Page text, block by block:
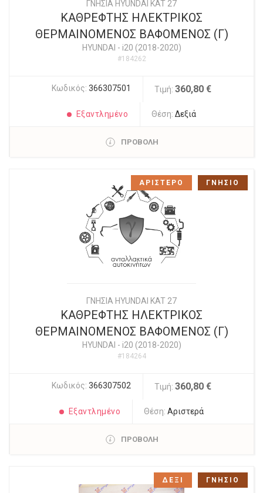
ΓΝΗΣΙΑ HYUNDAI KAT 27
ΚΑΘΡΕΦΤΗΣ ΗΛΕΚΤΡΙΚΟΣ
ΘΕΡΜΑΙΝΟΜΕΝΟΣ ΒΑΦΟΜΕΝΟΣ (Γ)
HYUNDAI - i20 (2018-2020)
#184262
Κωδικός: 366307501 Τιμή: 360,80 €
Εξαντλημένο Θέση:Δεξιά
ΠΡΟΒΟΛΗ
ΓΝΗΣΙΑ HYUNDAI KAT 27
ΚΑΘΡΕΦΤΗΣ ΗΛΕΚΤΡΙΚΟΣ
ΘΕΡΜΑΙΝΟΜΕΝΟΣ ΒΑΦΟΜΕΝΟΣ (Γ)
HYUNDAI - i20 (2018-2020)
#184264
Κωδικός: 366307502 Τιμή: 360,80 €
Εξαντλημένο Θέση:Αριστερά
ΠΡΟΒΟΛΗ
ΑΡΙΣΤΕΡΟ ΓΝΗΣΙΟ
ΔΕΞΙ ΓΝΗΣΙΟ